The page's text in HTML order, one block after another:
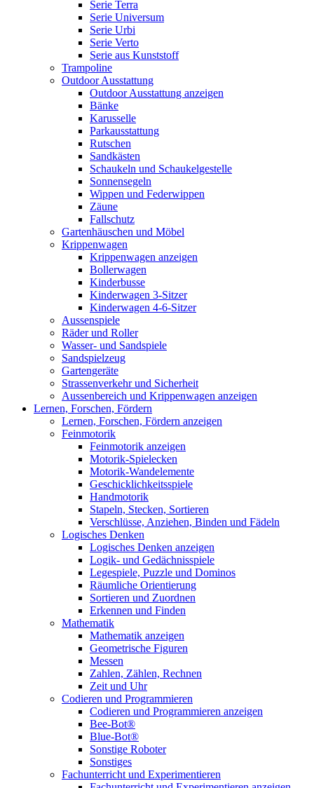
Serie Terra
Serie Universum
Serie Urbi
Serie Verto
Serie aus Kunststoff
Trampoline
Outdoor Ausstattung
Outdoor Ausstattung anzeigen
Bänke
Karusselle
Parkausstattung
Rutschen
Sandkästen
Schaukeln und Schaukelgestelle
Sonnensegeln
Wippen und Federwippen
Zäune
Fallschutz
Gartenhäuschen und Möbel
Krippenwagen
Krippenwagen anzeigen
Bollerwagen
Kinderbusse
Kinderwagen 3-Sitzer
Kinderwagen 4-6-Sitzer
Aussenspiele
Räder und Roller
Wasser- und Sandspiele
Sandspielzeug
Gartengeräte
Strassenverkehr und Sicherheit
Aussenbereich und Krippenwagen anzeigen
Lernen, Forschen, Fördern
Lernen, Forschen, Fördern anzeigen
Feinmotorik
Feinmotorik anzeigen
Motorik-Spielecken
Motorik-Wandelemente
Geschicklichkeitsspiele
Handmotorik
Stapeln, Stecken, Sortieren
Verschlüsse, Anziehen, Binden und Fädeln
Logisches Denken
Logisches Denken anzeigen
Logik- und Gedächnisspiele
Legespiele, Puzzle und Dominos
Räumliche Orientierung
Sortieren und Zuordnen
Erkennen und Finden
Mathematik
Mathematik anzeigen
Geometrische Figuren
Messen
Zahlen, Zählen, Rechnen
Zeit und Uhr
Codieren und Programmieren
Codieren und Programmieren anzeigen
Bee-Bot®
Blue-Bot®
Sonstige Roboter
Sonstiges
Fachunterricht und Experimentieren